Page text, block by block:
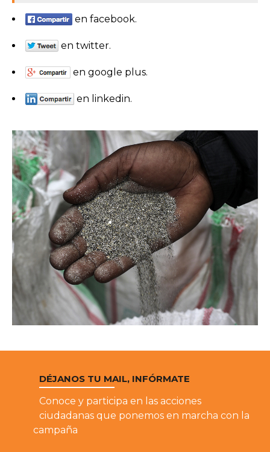
en facebook.
en twitter.
en google plus.
en linkedin.
DÉJANOS TU MAIL, INFÓRMATE
Conoce y participa en las acciones
ciudadanas que ponemos en marcha con la
campaña